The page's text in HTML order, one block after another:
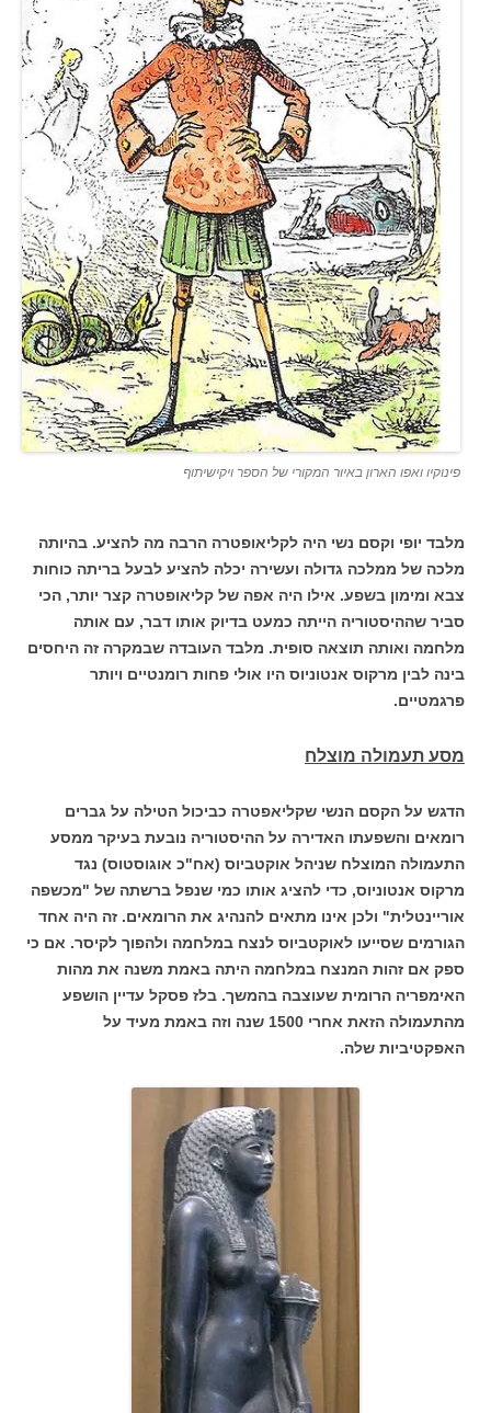
פינוקיו ואפו הארון באיור המקורי של הספר ויקישיתוף
מלבד יופי וקסם נשי היה לקליאופטרה הרבה מה להציע. בהיותה
מלכה של ממלכה גדולה ועשירה יכלה להציע לבעל בריתה כוחות
צבא ומימון בשפע. אילו היה אפה של קליאופטרה קצר יותר, הכי
סביר שההיסטוריה הייתה כמעט בדיוק אותו דבר, עם אותה
מלחמה ואותה תוצאה סופית. מלבד העובדה שבמקרה זה היחסים
בינה לבין מרקוס אנטוניוס היו אולי פחות רומנטיים ויותר
פרגמטיים.
מסע תעמולה מוצלח
הדגש על הקסם הנשי שקליאפטרה כביכול הטילה על גברים
רומאים והשפעתו האדירה על ההיסטוריה נובעת בעיקר ממסע
התעמולה המוצלח שניהל אוקטביוס (אח"כ אוגוסטוס) נגד
מרקוס אנטוניוס, כדי להציג אותו כמי שנפל ברשתה של "מכשפה
אוריינטלית" ולכן אינו מתאים להנהיג את הרומאים. זה היה אחד
הגורמים שסייעו לאוקטביוס לנצח במלחמה ולהפוך לקיסר. אם כי
ספק אם זהות המנצח במלחמה היתה באמת משנה את מהות
האימפריה הרומית שעוצבה בהמשך. בלז פסקל עדיין הושפע
מהתעמולה הזאת אחרי 1500 שנה וזה באמת מעיד על
האפקטיביות שלה.